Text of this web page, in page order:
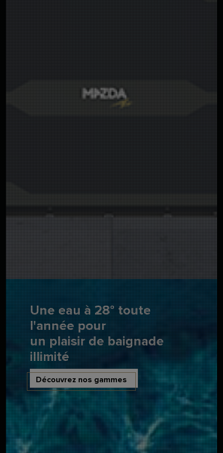
Une eau à 28° toute
l'année pour
un plaisir de baignade
illimité
Découvrez nos gammes